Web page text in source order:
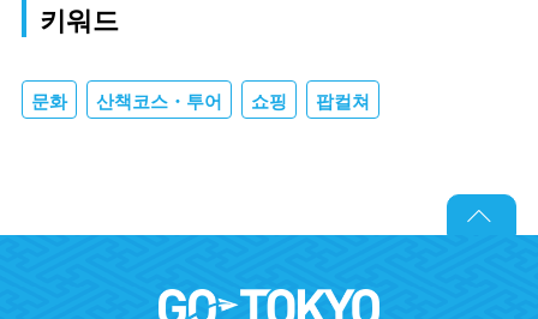
키워드
문화 산책코스・투어 쇼핑 팝컬쳐